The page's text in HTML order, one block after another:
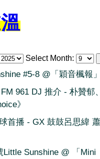
Select Month:
#5-8 @「穎音楓報
961 DJ 推介 - 朴贊郁
》
首播 - GX 鼓鼓呂思緯
Little Sunshine @ 「Mini